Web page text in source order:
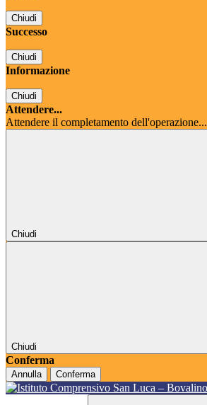
Chiudi
Successo
Chiudi
Informazione
Chiudi
Attendere...
Attendere il completamento dell'operazione...
Chiudi
Chiudi
Conferma
Annulla Conferma